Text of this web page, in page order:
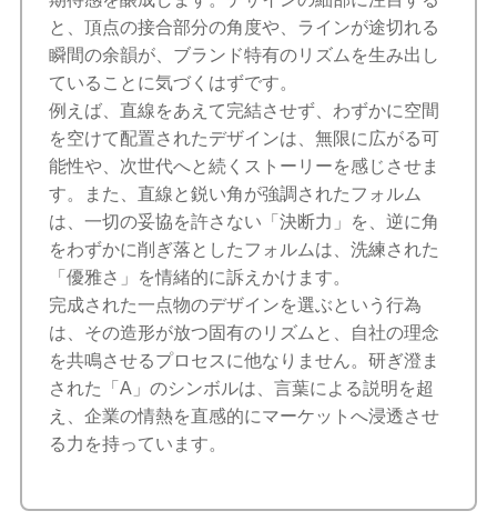
と、頂点の接合部分の角度や、ラインが途切れる
瞬間の余韻が、ブランド特有のリズムを生み出し
ていることに気づくはずです。
例えば、直線をあえて完結させず、わずかに空間
を空けて配置されたデザインは、無限に広がる可
能性や、次世代へと続くストーリーを感じさせま
す。また、直線と鋭い角が強調されたフォルム
は、一切の妥協を許さない「決断力」を、逆に角
をわずかに削ぎ落としたフォルムは、洗練された
「優雅さ」を情緒的に訴えかけます。
完成された一点物のデザインを選ぶという行為
は、その造形が放つ固有のリズムと、自社の理念
を共鳴させるプロセスに他なりません。研ぎ澄ま
された「A」のシンボルは、言葉による説明を超
え、企業の情熱を直感的にマーケットへ浸透させ
る力を持っています。